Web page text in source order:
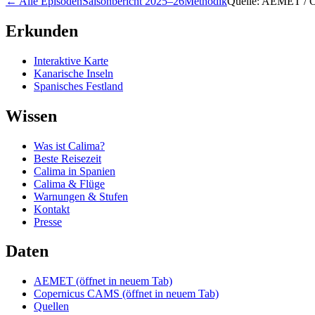
Erkunden
Interaktive Karte
Kanarische Inseln
Spanisches Festland
Wissen
Was ist Calima?
Beste Reisezeit
Calima in Spanien
Calima & Flüge
Warnungen & Stufen
Kontakt
Presse
Daten
AEMET (öffnet in neuem Tab)
Copernicus CAMS (öffnet in neuem Tab)
Quellen